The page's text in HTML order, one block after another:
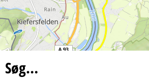
Søg…